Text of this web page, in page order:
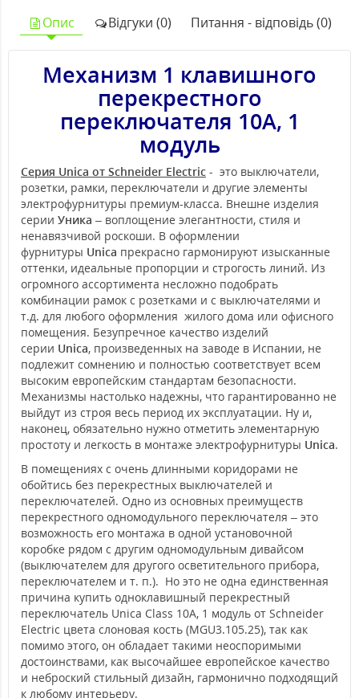
Опис Відгуки (0) Питання - відповідь (0)
Механизм 1 клавишного
перекрестного
переключателя 10А, 1
модуль
Серия Unica от Schneider Electric - это выключатели,
розетки, рамки, переключатели и другие элементы
электрофурнитуры премиум-класса. Внешне изделия
серии Уника – воплощение элегантности, стиля и
ненавязчивой роскоши. В оформлении
фурнитуры Unica прекрасно гармонируют изысканные
оттенки, идеальные пропорции и строгость линий. Из
огромного ассортимента несложно подобрать
комбинации рамок с розетками и с выключателями и
т.д. для любого оформления жилого дома или офисного
помещения. Безупречное качество изделий
серии Unica, произведенных на заводе в Испании, не
подлежит сомнению и полностью соответствует всем
высоким европейским стандартам безопасности.
Механизмы настолько надежны, что гарантированно не
выйдут из строя весь период их эксплуатации. Ну и,
наконец, обязательно нужно отметить элементарную
простоту и легкость в монтаже электрофурнитуры Unica.
В помещениях с очень длинными коридорами не
обойтись без перекрестных выключателей и
переключателей. Одно из основных преимуществ
перекрестного одномодульного переключателя – это
возможность его монтажа в одной установочной
коробке рядом с другим одномодульным дивайсом
(выключателем для другого осветительного прибора,
переключателем и т. п.). Но это не одна единственная
причина купить одноклавишный перекрестный
переключатель Unica Class 10А, 1 модуль от Schneider
Electric цвета слоновая кость (MGU3.105.25), так как
помимо этого, он обладает такими неоспоримыми
достоинствами, как высочайшее европейское качество
и неброский стильный дизайн, гармонично подходящий
к любому интерьеру.